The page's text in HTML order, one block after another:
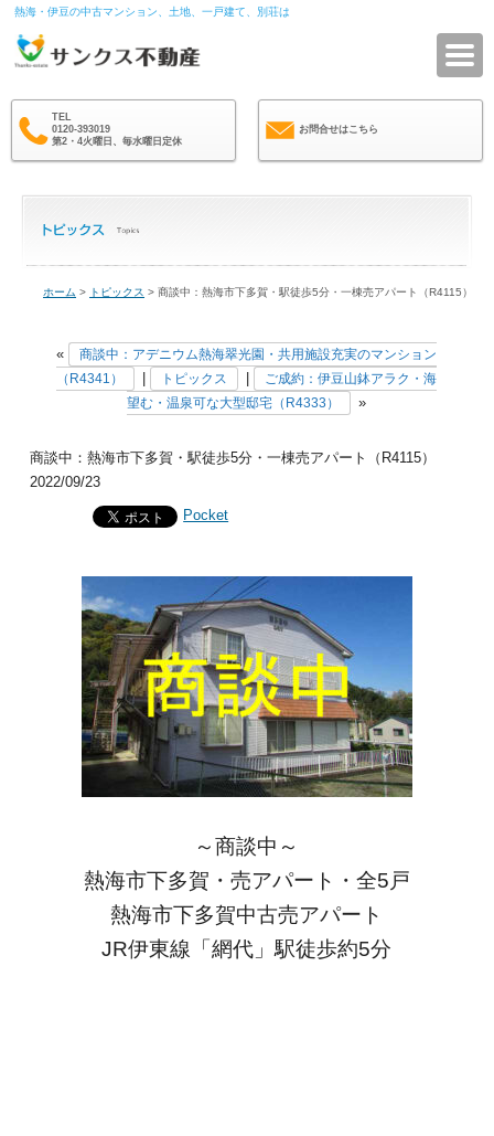
熱海・伊豆の中古マンション、土地、一戸建て、別荘は
TEL
0120-393019
第2・4火曜日、毎水曜日定休
お問合せはこちら
ホーム > トピックス > 商談中：熱海市下多賀・駅徒歩5分・一棟売アパート（R4115）
«
商談中：アデニウム熱海翠光園・共用施設充実のマンション
（R4341）
トピックス
ご成約：伊豆山鉢アラク・海
望む・温泉可な大型邸宅（R4333）
»
商談中：熱海市下多賀・駅徒歩5分・一棟売アパート（R4115）
2022/09/23
Pocket
～商談中～
熱海市下多賀・売アパート・全5戸
熱海市下多賀中古売アパート
JR伊東線「網代」駅徒歩約5分